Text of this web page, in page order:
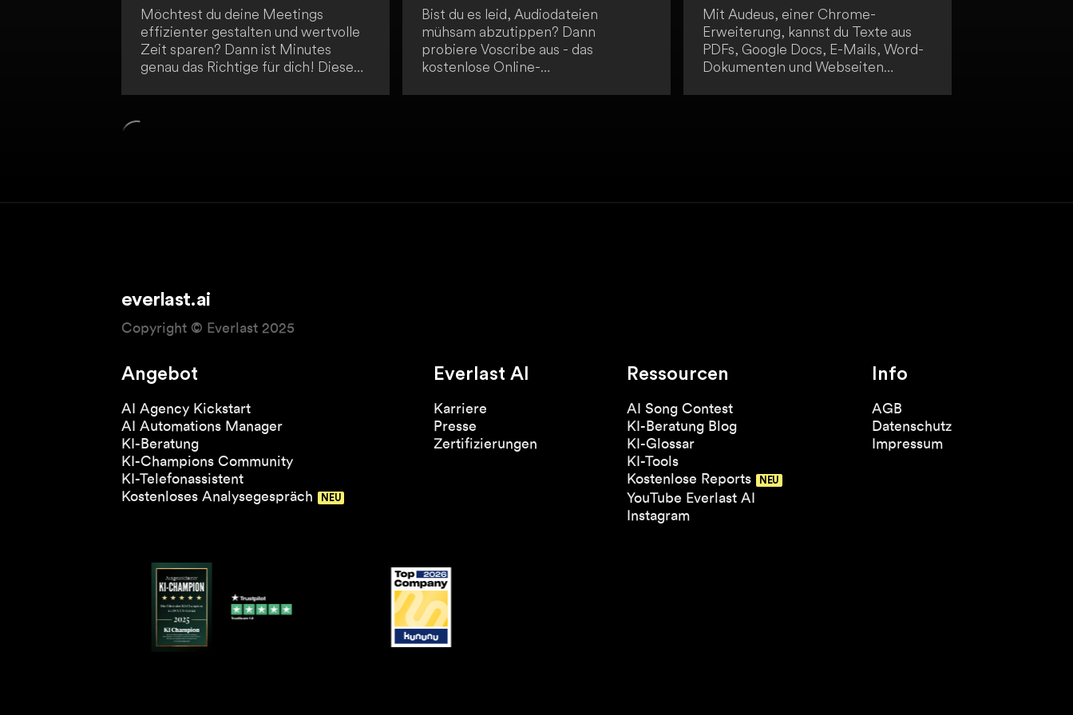
Möchtest du deine Meetings
effizienter gestalten und wertvolle
Zeit sparen? Dann ist Minutes
genau das Richtige für dich! Diese
Bist du es leid, Audiodateien
mühsam abzutippen? Dann
probiere Voscribe aus - das
kostenlose Online-
Mit Audeus, einer Chrome-
Erweiterung, kannst du Texte aus
PDFs, Google Docs, E-Mails, Word-
Dokumenten und Webseiten
everlast.ai
Copyright © Everlast 2025
Angebot
AI Agency Kickstart
AI Automations Manager
KI-Beratung
KI-Champions Community
KI-Telefonassistent
Kostenloses Analysegespräch
Everlast AI
Karriere
Presse
Zertifizierungen
Ressourcen
AI Song Contest
KI-Beratung Blog
KI-Glossar
KI-Tools
Kostenlose Reports
YouTube Everlast AI
Instagram
Info
AGB
Datenschutz
Impressum